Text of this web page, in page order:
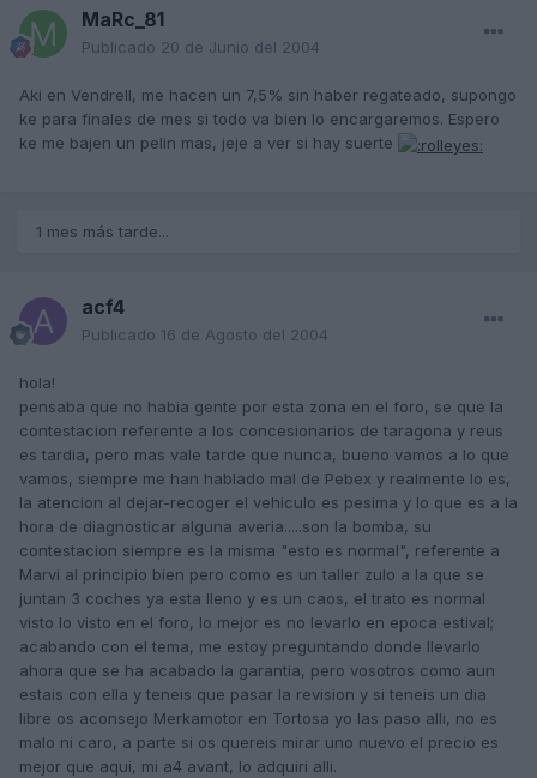
MaRc_81
Publicado 20 de Junio del 2004
Aki en Vendrell, me hacen un 7,5% sin haber regateado, supongo
ke para finales de mes si todo va bien lo encargaremos. Espero
ke me bajen un pelin mas, jeje a ver si hay suerte
1 mes más tarde...
acf4
Publicado 16 de Agosto del 2004
hola!
pensaba que no habia gente por esta zona en el foro, se que la
contestacion referente a los concesionarios de taragona y reus
es tardia, pero mas vale tarde que nunca, bueno vamos a lo que
vamos, siempre me han hablado mal de Pebex y realmente lo es,
la atencion al dejar-recoger el vehiculo es pesima y lo que es a la
hora de diagnosticar alguna averia.....son la bomba, su
contestacion siempre es la misma "esto es normal", referente a
Marvi al principio bien pero como es un taller zulo a la que se
juntan 3 coches ya esta lleno y es un caos, el trato es normal
visto lo visto en el foro, lo mejor es no levarlo en epoca estival;
acabando con el tema, me estoy preguntando donde llevarlo
ahora que se ha acabado la garantia, pero vosotros como aun
estais con ella y teneis que pasar la revision y si teneis un dia
libre os aconsejo Merkamotor en Tortosa yo las paso alli, no es
malo ni caro, a parte si os quereis mirar uno nuevo el precio es
mejor que aqui, mi a4 avant, lo adquiri alli.